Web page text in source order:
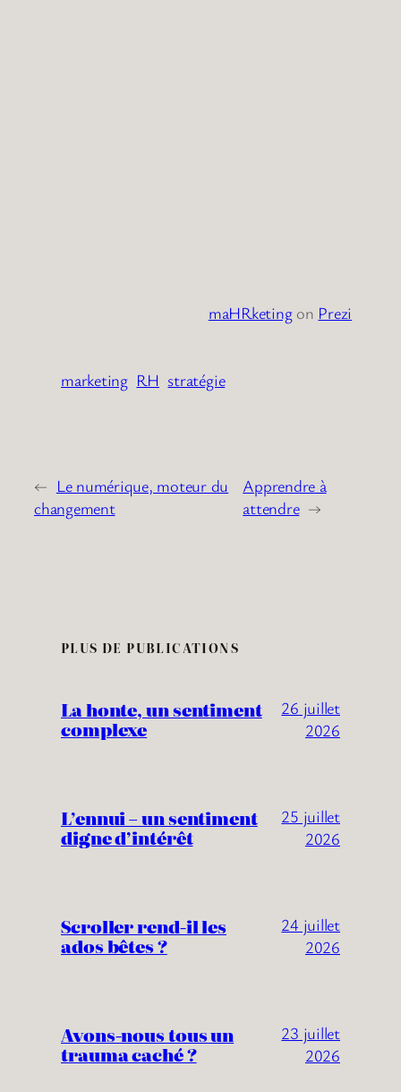
maHRketingon Prezi
marketing RH stratégie
← Le numérique, moteur du
changement
Apprendre à
attendre →
PLUS DE PUBLICATIONS
La honte, un sentiment
complexe
26 juillet
2026
L’ennui – un sentiment
digne d’intérêt
25 juillet
2026
Scroller rend-il les
ados bêtes ?
24 juillet
2026
Avons-nous tous un
trauma caché ?
23 juillet
2026